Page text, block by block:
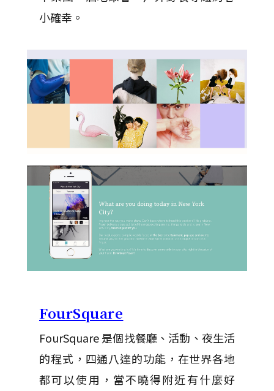
小確幸。
FourSquare
FourSquare 是個找餐廳、活動、夜生活
的程式，四通八達的功能，在世界各地
都可以使用，當不曉得附近有什麼好